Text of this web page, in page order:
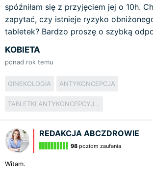
spóźniłam się z przyjęciem jej o 10h.
zapytać, czy istnieje ryzyko
tabletek? Bardzo proszę o szybką
KOBIETA
ponad rok temu
GINEKOLOGIA ANTYKONCEPCJA
TABLETKI ANTYKONCEPCYJNE
REDAKCJA ABCZDROWIE
98 poziom zaufania
Witam.